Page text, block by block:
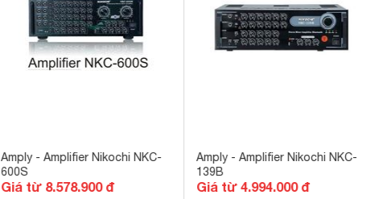
Amply - Amplifier Nikochi NKC-
600S
Giá từ 8.578.900 đ
Amply - Amplifier Nikochi NKC-
139B
Giá từ 4.994.000 đ